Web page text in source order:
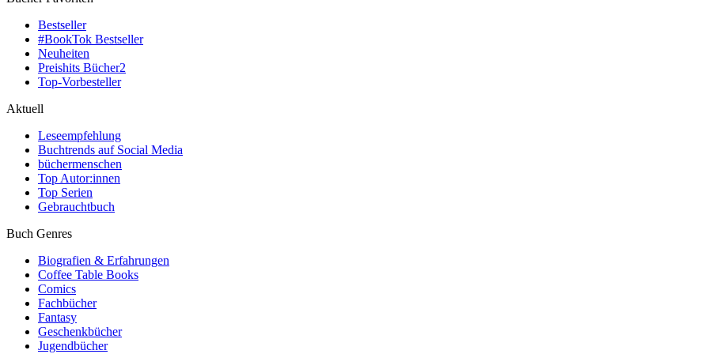
Bestseller
#BookTok Bestseller
Neuheiten
Preishits Bücher2
Top-Vorbesteller
Aktuell
Leseempfehlung
Buchtrends auf Social Media
büchermenschen
Top Autor:innen
Top Serien
Gebrauchtbuch
Buch Genres
Biografien & Erfahrungen
Coffee Table Books
Comics
Fachbücher
Fantasy
Geschenkbücher
Jugendbücher